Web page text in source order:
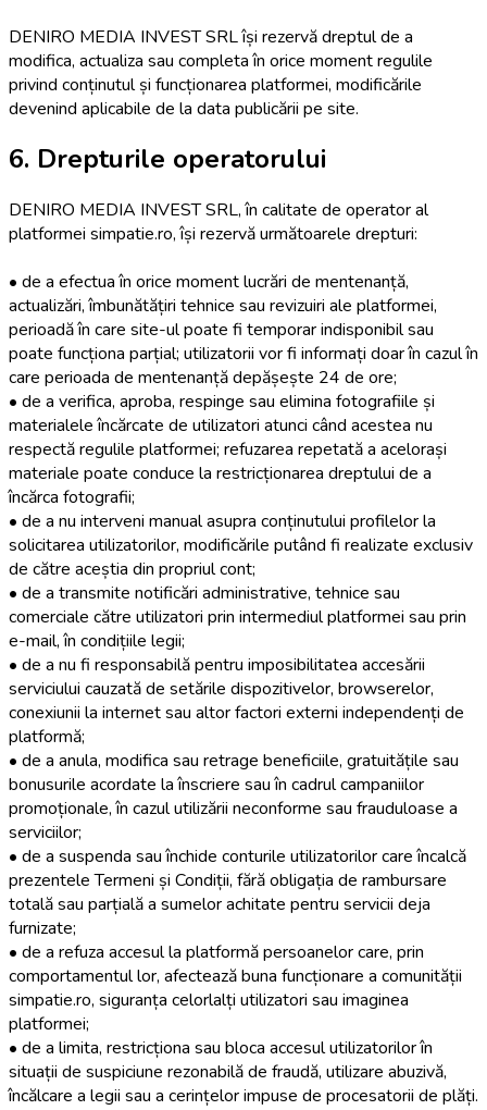
DENIRO MEDIA INVEST SRL își rezervă dreptul de a
modifica, actualiza sau completa în orice moment regulile
privind conținutul și funcționarea platformei, modificările
devenind aplicabile de la data publicării pe site.
6. Drepturile operatorului
DENIRO MEDIA INVEST SRL, în calitate de operator al
platformei simpatie.ro, își rezervă următoarele drepturi:
• de a efectua în orice moment lucrări de mentenanță,
actualizări, îmbunătățiri tehnice sau revizuiri ale platformei,
perioadă în care site-ul poate fi temporar indisponibil sau
poate funcționa parțial; utilizatorii vor fi informați doar în cazul în
care perioada de mentenanță depășește 24 de ore;
• de a verifica, aproba, respinge sau elimina fotografiile și
materialele încărcate de utilizatori atunci când acestea nu
respectă regulile platformei; refuzarea repetată a acelorași
materiale poate conduce la restricționarea dreptului de a
încărca fotografii;
• de a nu interveni manual asupra conținutului profilelor la
solicitarea utilizatorilor, modificările putând fi realizate exclusiv
de către aceștia din propriul cont;
• de a transmite notificări administrative, tehnice sau
comerciale către utilizatori prin intermediul platformei sau prin
e-mail, în condițiile legii;
• de a nu fi responsabilă pentru imposibilitatea accesării
serviciului cauzată de setările dispozitivelor, browserelor,
conexiunii la internet sau altor factori externi independenți de
platformă;
• de a anula, modifica sau retrage beneficiile, gratuitățile sau
bonusurile acordate la înscriere sau în cadrul campaniilor
promoționale, în cazul utilizării neconforme sau frauduloase a
serviciilor;
• de a suspenda sau închide conturile utilizatorilor care încalcă
prezentele Termeni și Condiții, fără obligația de rambursare
totală sau parțială a sumelor achitate pentru servicii deja
furnizate;
• de a refuza accesul la platformă persoanelor care, prin
comportamentul lor, afectează buna funcționare a comunității
simpatie.ro, siguranța celorlalți utilizatori sau imaginea
platformei;
• de a limita, restricționa sau bloca accesul utilizatorilor în
situații de suspiciune rezonabilă de fraudă, utilizare abuzivă,
încălcare a legii sau a cerințelor impuse de procesatorii de plăți.